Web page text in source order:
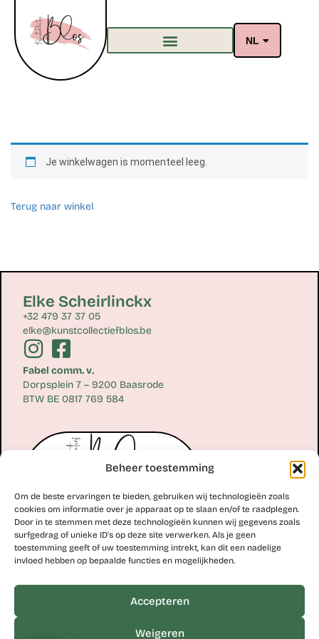
Beheer toestemming
Om de beste ervaringen te bieden, gebruiken wij technologieën zoals
cookies om informatie over je apparaat op te slaan en/of te raadplegen.
Door in te stemmen met deze technologieën kunnen wij gegevens zoals
surfgedrag of unieke ID's op deze site verwerken. Als je geen
toestemming geeft of uw toestemming intrekt, kan dit een nadelige
invloed hebben op bepaalde functies en mogelijkheden.
Accepteren
Weigeren
NL
Je winkelwagen is momenteel leeg.
Terug naar winkel
Elke Scheirlinckx
+32 479 37 37 05
elke@kunstcollectiefblos.be
Fabel comm. v.
Dorpsplein 7 – 9200 Baasrode
BTW BE 0817 769 584
Erik Scheirlinckx
erik@kunstcollectiefblos.be